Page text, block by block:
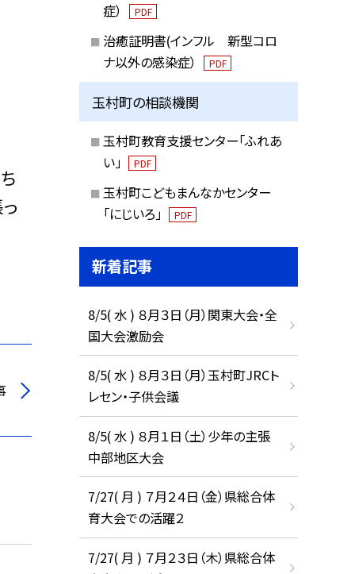
症）
PDF
治癒証明書(インフル 新型コロ
ナ以外の感染症）
PDF
玉村町の相談機関
玉村町教育支援センター「ふれあ
い」
PDF
玉村町こどもまんなかセンター
「にじいろ」
PDF
新着記事
8/5( 水 ) ８月３日（月）関東大会・全
国大会激励会
8/5( 水 ) ８月３日（月）玉村町JRCト
レセン・子供会議
8/5( 水 ) ８月１日（土）少年の主張
中部地区大会
7/27( 月 ) ７月２４日（金）県総合体
育大会での活躍２
7/27( 月 ) ７月２３日（木）県総合体